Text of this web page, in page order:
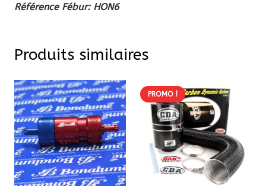
Référence Fébur: HON6
Produits similaires
PROMO !